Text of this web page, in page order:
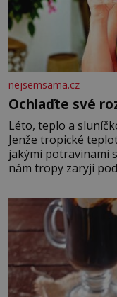
nejsemsama.cz
Ochlaďte své
Léto, teplo a
Jenže tropické
jakými potravinami
nám tropy zaryjí
blízkosti. Nemusíte
promyšlený